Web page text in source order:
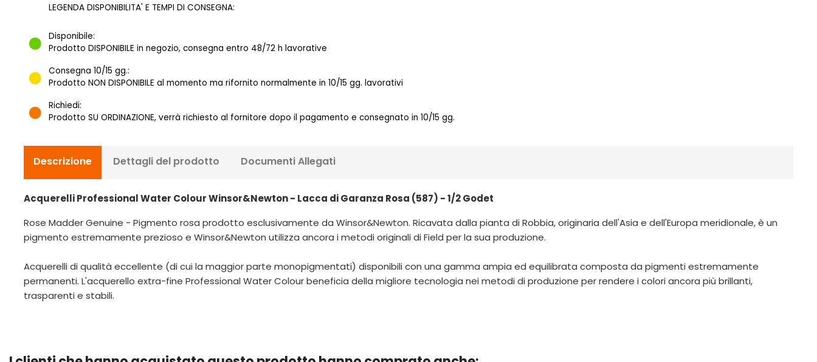
LEGENDA DISPONIBILITA' E TEMPI DI CONSEGNA:
Disponibile:
Prodotto DISPONIBILE in negozio, consegna entro 48/72 h lavorative
Consegna 10/15 gg.:
Prodotto NON DISPONIBILE al momento ma rifornito normalmente in 10/15 gg. lavorativi
Richiedi:
Prodotto SU ORDINAZIONE, verrà richiesto al fornitore dopo il pagamento e consegnato in 10/15 gg.
Descrizione Dettagli del prodotto Documenti Allegati
Acquerelli Professional Water Colour Winsor&Newton - Lacca di Garanza Rosa (587) - 1/2 Godet
Rose Madder Genuine - Pigmento rosa prodotto esclusivamente da Winsor&Newton. Ricavata dalla pianta di Robbia, originaria dell'Asia e dell'Europa meridionale, è un
pigmento estremamente prezioso e Winsor&Newton utilizza ancora i metodi originali di Field per la sua produzione.
Acquerelli di qualità eccellente (di cui la maggior parte monopigmentati) disponibili con una gamma ampia ed equilibrata composta da pigmenti estremamente
permanenti. L'acquerello extra-fine Professional Water Colour beneficia della migliore tecnologia nei metodi di produzione per rendere i colori ancora più brillanti,
trasparenti e stabili.